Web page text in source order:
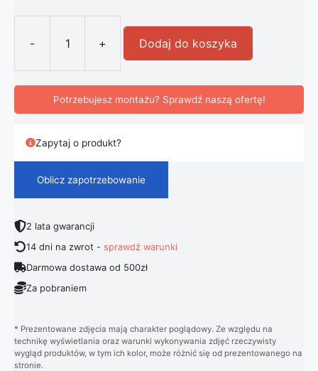
-
ilość Lampa stołowa LED
+ Dodaj do koszyka
Potrzebujesz montażu? Sprawdź naszą ofertę!
Zapytaj o produkt?
Oblicz zapotrzebowanie
2 lata gwarancji
14 dni na zwrot -sprawdź warunki
Darmowa dostawa od 500zł
Za pobraniem
* Prezentowane zdjęcia mają charakter poglądowy. Ze względu na
technikę wyświetlania oraz warunki wykonywania zdjęć rzeczywisty
wygląd produktów, w tym ich kolor, może różnić się od prezentowanego na
stronie.